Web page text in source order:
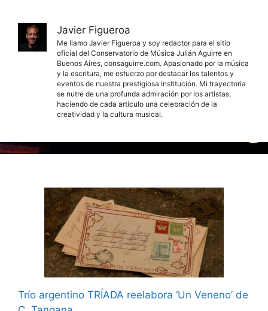
Javier Figueroa
Me llamo Javier Figueroa y soy redactor para el sitio
oficial del Conservatorio de Música Julián Aguirre en
Buenos Aires, consaguirre.com. Apasionado por la música
y la escritura, me esfuerzo por destacar los talentos y
eventos de nuestra prestigiosa institución. Mi trayectoria
se nutre de una profunda admiración por los artistas,
haciendo de cada artículo una celebración de la
creatividad y la cultura musical.
Trío argentino TRÍADA reelabora ‘Un Veneno’ de